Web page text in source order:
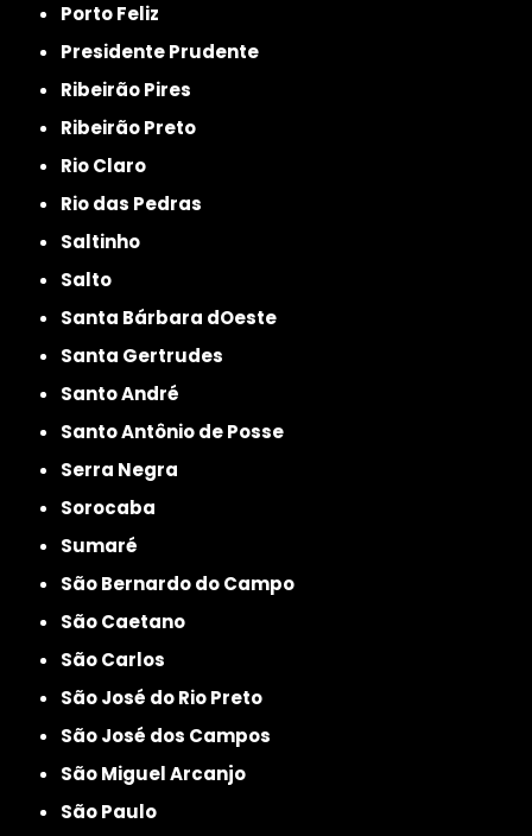
Porto Feliz
Presidente Prudente
Ribeirão Pires
Ribeirão Preto
Rio Claro
Rio das Pedras
Saltinho
Salto
Santa Bárbara dOeste
Santa Gertrudes
Santo André
Santo Antônio de Posse
Serra Negra
Sorocaba
Sumaré
São Bernardo do Campo
São Caetano
São Carlos
São José do Rio Preto
São José dos Campos
São Miguel Arcanjo
São Paulo